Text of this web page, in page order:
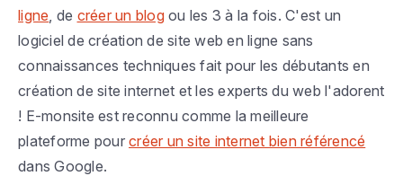
ligne , de créer un blogou les 3 à la fois. C'est un
logiciel de création de site web en ligne sans
connaissances techniques fait pour les débutants en
création de site internet et les experts du web l'adorent
! E-monsite est reconnu comme la meilleure
plateforme pour créer un site internet bien référencé
dans Google.